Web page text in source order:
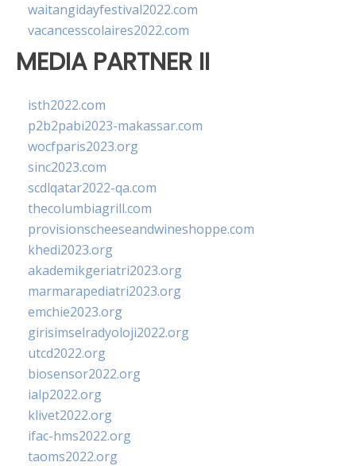
waitangidayfestival2022.com
vacancesscolaires2022.com
MEDIA PARTNER II
isth2022.com
p2b2pabi2023-makassar.com
wocfparis2023.org
sinc2023.com
scdlqatar2022-qa.com
thecolumbiagrill.com
provisionscheeseandwineshoppe.com
khedi2023.org
akademikgeriatri2023.org
marmarapediatri2023.org
emchie2023.org
girisimselradyoloji2022.org
utcd2022.org
biosensor2022.org
ialp2022.org
klivet2022.org
ifac-hms2022.org
taoms2022.org